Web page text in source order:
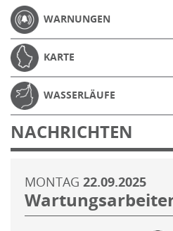
WARNUNGEN
KARTE
WASSERLÄUFE
NACHRICHTEN
MONTAG 22.09.2025